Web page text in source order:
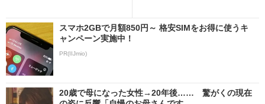
スマホ2GBで月額850円～ 格安SIMをお得に使うキ
ャンペーン実施中！
PR(IIJmio)
20歳で母になった女性→20年後…… 驚がくの現在